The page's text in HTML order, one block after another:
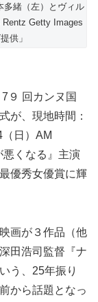
多緒（左）とヴィル
Getty Images
提供」
９ 回カンヌ国
が、現地時間：
日）AM
悪くなる』主演
優秀女優賞に輝
画が３作品（他
田浩司監督『ナ
う、25年振り
から話題となっ